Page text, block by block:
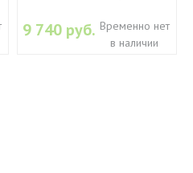
9 740 руб. Временно нет
в наличии